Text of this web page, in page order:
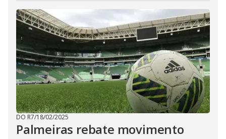
DO R7/18/02/2025
Palmeiras rebate movimento